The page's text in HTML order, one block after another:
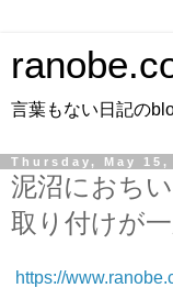
言葉もない日記の
Thursday, May 15,
泥沼におち
取り付けが
https://